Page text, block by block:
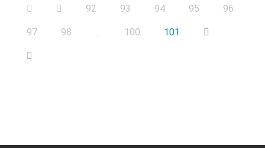
92 93 94 95 96
97 98 ... 100 101